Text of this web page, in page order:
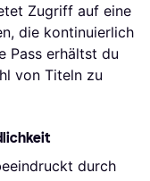
Zugriff auf eine
die kontinuierlich
Pass erhältst du
von Titeln zu
durch